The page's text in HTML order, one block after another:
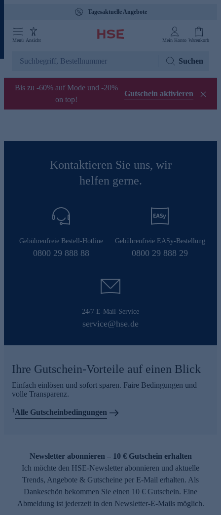
Tagesaktuelle Angebote
Menü Ansicht Mein Konto Warenkorb
Suchen
Bis zu -60% auf Mode und -20%
on top!
Gutschein aktivieren
Kontaktieren Sie uns, wir
helfen gerne.
Gebührenfreie Bestell-Hotline
0800 29 888 88
Gebührenfreie EASy-Bestellung
0800 29 888 29
24/7 E-Mail-Service
service@hse.de
Ihre Gutschein-Vorteile auf einen Blick
Einfach einlösen und sofort sparen. Faire Bedingungen und
volle Transparenz.
1Alle Gutscheinbedingungen
Newsletter abonnieren – 10 € Gutschein erhalten
Ich möchte den HSE-Newsletter abonnieren und aktuelle
Trends, Angebote & Gutscheine per E-Mail erhalten. Als
Dankeschön bekommen Sie einen 10 € Gutschein. Eine
Abmeldung ist jederzeit in den Newsletter-E-Mails möglich.